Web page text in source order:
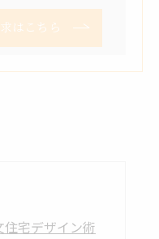
はこちら
宅デザイン術